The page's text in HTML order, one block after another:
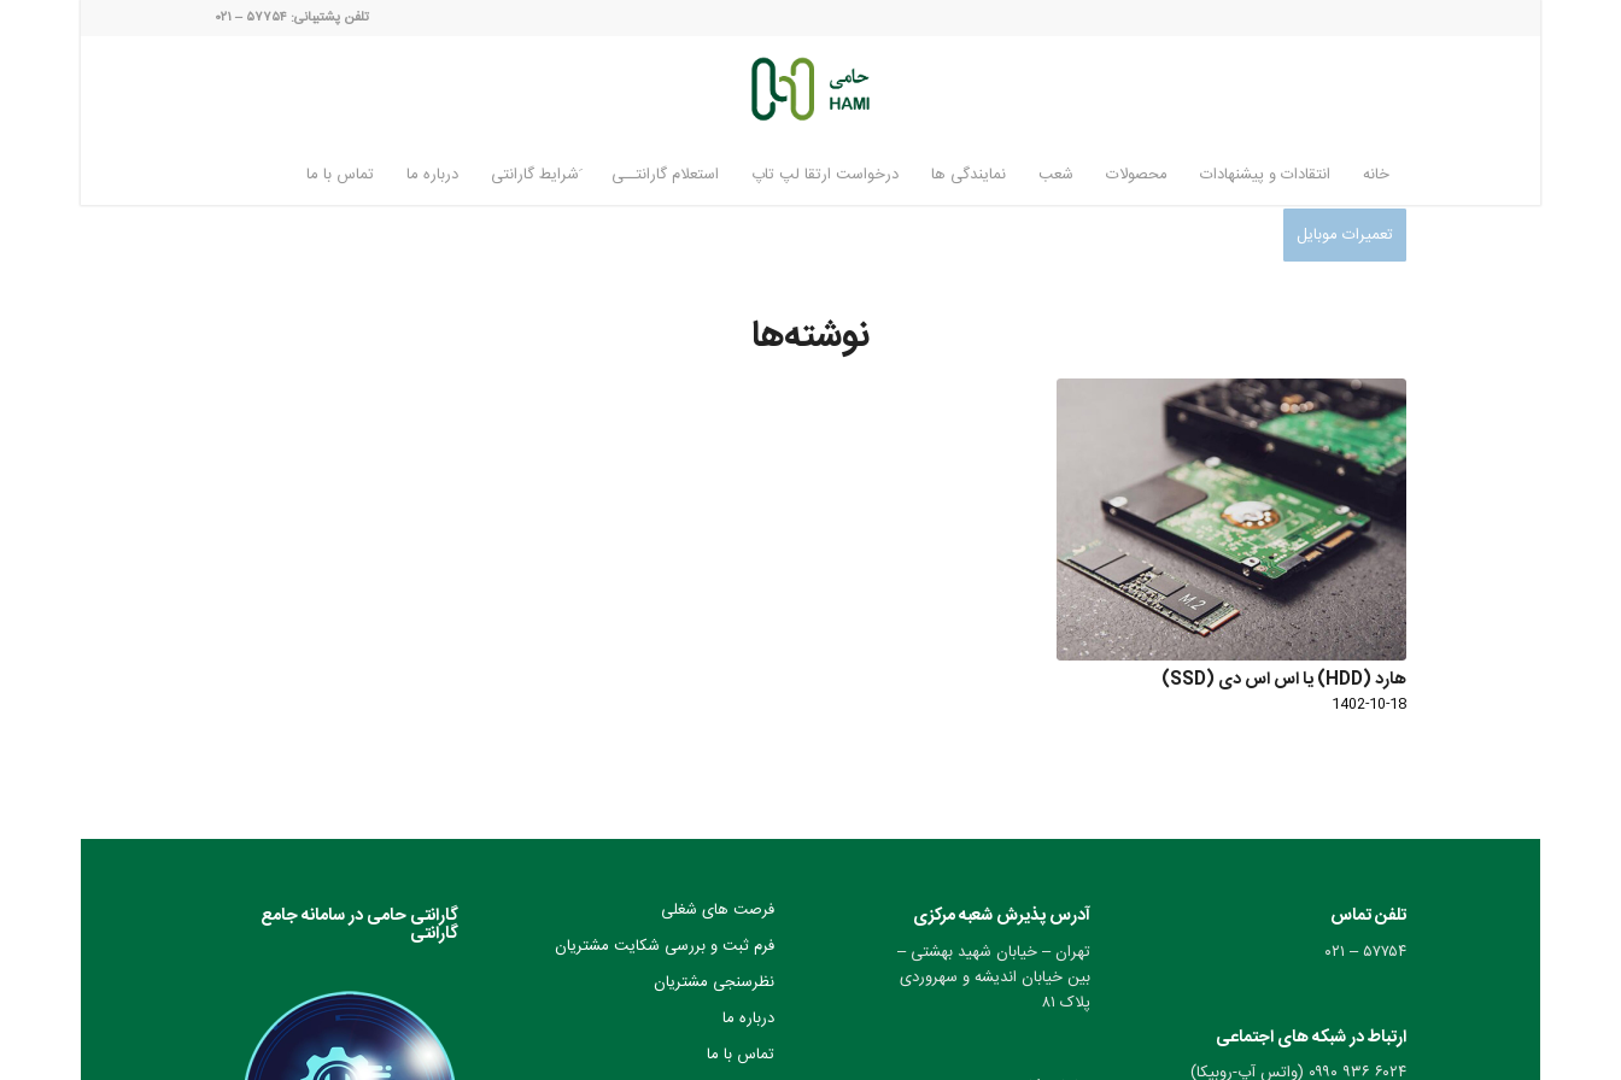
تلفن پشتیبانی: ۵۷۷۵۴ – ۰۲۱
خانه انتقادات و پیشنهادات محصولات شعب نمایندگی ها درخواست ارتقا لپ تاپ استعلام گارانتــی َشرایط گارانتی درباره ما تماس با ما
تعمیرات موبایل
نوشته‌ها
هارد (HDD) یا اس اس دی (SSD)
1402-10-18
تلفن تماس
۵۷۷۵۴ – ۰۲۱
ارتباط در شبکه های اجتماعی
۶۰۲۴ ۹۳۶ ۰۹۹۰ (واتس آپ-روبیکا)
آدرس پذیرش شعبه مرکزی
تهران – خیابان شهید بهشتی –
بین خیابان اندیشه و سهروردی
پلاک ۸۱
فرصت های شغلی
فرم ثبت و بررسی شکایت مشتریان
نظرسنجی مشتریان
درباره ما
تماس با ما
گارانتی حامی در سامانه جامع
گارانتی